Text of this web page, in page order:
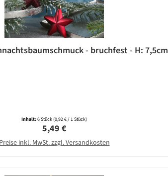
- bruchfest - H:
Inhalt:6 Stück(0,92 € / 1 Stück)
Regulärer Preis:
5,49 €
inkl. MwSt. zzgl. Versandkosten